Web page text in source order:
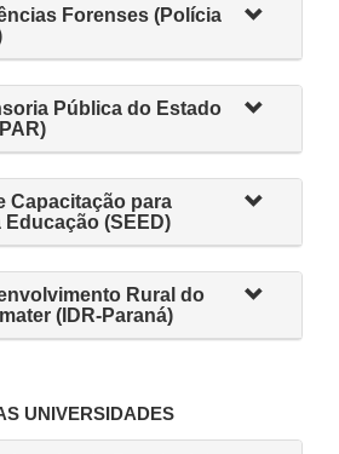
Forenses (Polícia
Pública do Estado
Capacitação para
(SEED)
Rural do
(IDR-Paraná)
UNIVERSIDADES